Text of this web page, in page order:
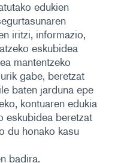
edukien
iritzi, informazio,
eskubidea
mantentzeko
gabe, beretzat
baten jarduna epe
kontuaren edukia
eskubidea beretzat
du honako kasu
badira.